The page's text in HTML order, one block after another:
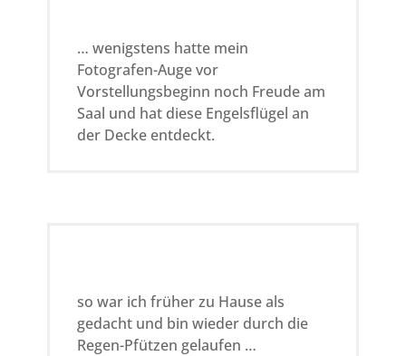
… wenigstens hatte mein
Fotografen-Auge vor
Vorstellungsbeginn noch Freude am
Saal und hat diese Engelsflügel an
der Decke entdeckt.
so war ich früher zu Hause als
gedacht und bin wieder durch die
Regen-Pfützen gelaufen …